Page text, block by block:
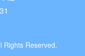
Rights Reserved.